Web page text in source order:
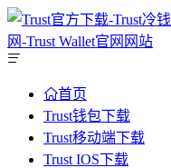
首页
Trust钱包下载
Trust移动端下载
Trust IOS下载